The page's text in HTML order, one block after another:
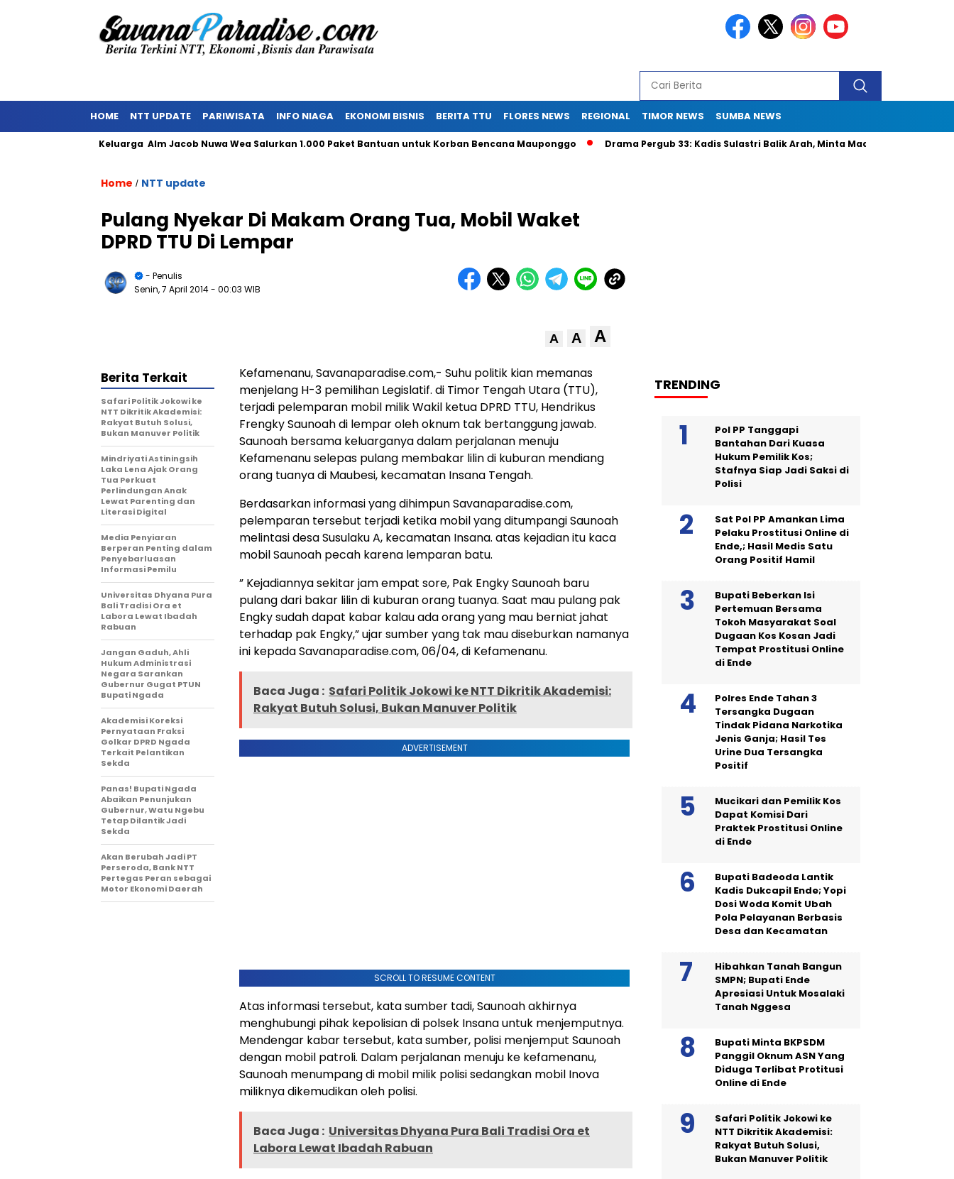
HOME NTT UPDATE PARIWISATA INFO NIAGA EKONOMI BISNIS BERITA TTU FLORES NEWS REGIONAL TIMOR NEWS SUMBA NEWS
Keluarga Alm Jacob Nuwa Wea Salurkan 1.000 Paket Bantuan untuk Korban Bencana Mauponggo Drama Pergub 33: Kadis Sulastri Balik Arah, Minta Maaf ke DPRD dan Nelayan
Home / NTT update
Pulang Nyekar Di Makam Orang Tua, Mobil Waket
DPRD TTU Di Lempar
- Penulis
Senin, 7 April 2014- 00:03 WIB
A A A
Kefamenanu, Savanaparadise.com,- Suhu politik kian memanas
menjelang H-3 pemilihan Legislatif. di Timor Tengah Utara (TTU),
terjadi pelemparan mobil milik Wakil ketua DPRD TTU, Hendrikus
Frengky Saunoah di lempar oleh oknum tak bertanggung jawab.
Saunoah bersama keluarganya dalam perjalanan menuju
Kefamenanu selepas pulang membakar lilin di kuburan mendiang
orang tuanya di Maubesi, kecamatan Insana Tengah.
Berdasarkan informasi yang dihimpun Savanaparadise.com,
pelemparan tersebut terjadi ketika mobil yang ditumpangi Saunoah
melintasi desa Susulaku A, kecamatan Insana. atas kejadian itu kaca
mobil Saunoah pecah karena lemparan batu.
” Kejadiannya sekitar jam empat sore, Pak Engky Saunoah baru
pulang dari bakar lilin di kuburan orang tuanya. Saat mau pulang pak
Engky sudah dapat kabar kalau ada orang yang mau berniat jahat
terhadap pak Engky,” ujar sumber yang tak mau diseburkan namanya
ini kepada Savanaparadise.com, 06/04, di Kefamenanu.
Baca Juga : Safari Politik Jokowi ke NTT Dikritik Akademisi:
Rakyat Butuh Solusi, Bukan Manuver Politik
ADVERTISEMENT
SCROLL TO RESUME CONTENT
Atas informasi tersebut, kata sumber tadi, Saunoah akhirnya
menghubungi pihak kepolisian di polsek Insana untuk menjemputnya.
Mendengar kabar tersebut, kata sumber, polisi menjemput Saunoah
dengan mobil patroli. Dalam perjalanan menuju ke kefamenanu,
Saunoah menumpang di mobil milik polisi sedangkan mobil Inova
miliknya dikemudikan oleh polisi.
Baca Juga : Universitas Dhyana Pura Bali Tradisi Ora et
Labora Lewat Ibadah Rabuan
Berita Terkait
Safari Politik Jokowi ke
NTT Dikritik Akademisi:
Rakyat Butuh Solusi,
Bukan Manuver Politik
Mindriyati Astiningsih
Laka Lena Ajak Orang
Tua Perkuat
Perlindungan Anak
Lewat Parenting dan
Literasi Digital
Media Penyiaran
Berperan Penting dalam
Penyebarluasan
Informasi Pemilu
Universitas Dhyana Pura
Bali Tradisi Ora et
Labora Lewat Ibadah
Rabuan
Jangan Gaduh, Ahli
Hukum Administrasi
Negara Sarankan
Gubernur Gugat PTUN
Bupati Ngada
Akademisi Koreksi
Pernyataan Fraksi
Golkar DPRD Ngada
Terkait Pelantikan
Sekda
Panas! Bupati Ngada
Abaikan Penunjukan
Gubernur, Watu Ngebu
Tetap Dilantik Jadi
Sekda
Akan Berubah Jadi PT
Perseroda, Bank NTT
Pertegas Peran sebagai
Motor Ekonomi Daerah
TRENDING
Pol PP Tanggapi
Bantahan Dari Kuasa
Hukum Pemilik Kos;
Stafnya Siap Jadi Saksi di
Polisi
Sat Pol PP Amankan Lima
Pelaku Prostitusi Online di
Ende,; Hasil Medis Satu
Orang Positif Hamil
Bupati Beberkan Isi
Pertemuan Bersama
Tokoh Masyarakat Soal
Dugaan Kos Kosan Jadi
Tempat Prostitusi Online
di Ende
Polres Ende Tahan 3
Tersangka Dugaan
Tindak Pidana Narkotika
Jenis Ganja; Hasil Tes
Urine Dua Tersangka
Positif
Mucikari dan Pemilik Kos
Dapat Komisi Dari
Praktek Prostitusi Online
di Ende
Bupati Badeoda Lantik
Kadis Dukcapil Ende; Yopi
Dosi Woda Komit Ubah
Pola Pelayanan Berbasis
Desa dan Kecamatan
Hibahkan Tanah Bangun
SMPN; Bupati Ende
Apresiasi Untuk Mosalaki
Tanah Nggesa
Bupati Minta BKPSDM
Panggil Oknum ASN Yang
Diduga Terlibat Protitusi
Online di Ende
Safari Politik Jokowi ke
NTT Dikritik Akademisi:
Rakyat Butuh Solusi,
Bukan Manuver Politik